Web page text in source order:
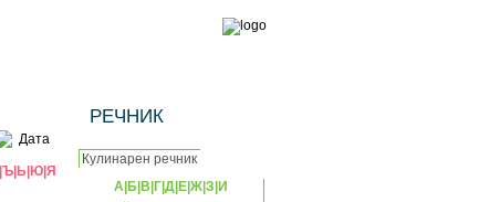
Дата
Ъ Ь Ю Я
РЕЧНИК
А Б В Г Д Е Ж З И